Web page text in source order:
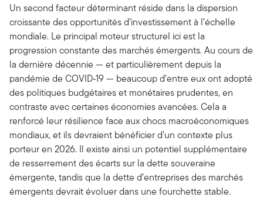
Un second facteur déterminant réside dans la dispersion
croissante des opportunités d’investissement à l’échelle
mondiale. Le principal moteur structurel ici est la
progression constante des marchés émergents. Au cours de
la dernière décennie — et particulièrement depuis la
pandémie de COVID‑19 — beaucoup d’entre eux ont adopté
des politiques budgétaires et monétaires prudentes, en
contraste avec certaines économies avancées. Cela a
renforcé leur résilience face aux chocs macroéconomiques
mondiaux, et ils devraient bénéficier d’un contexte plus
porteur en 2026. Il existe ainsi un potentiel supplémentaire
de resserrement des écarts sur la dette souveraine
émergente, tandis que la dette d’entreprises des marchés
émergents devrait évoluer dans une fourchette stable.